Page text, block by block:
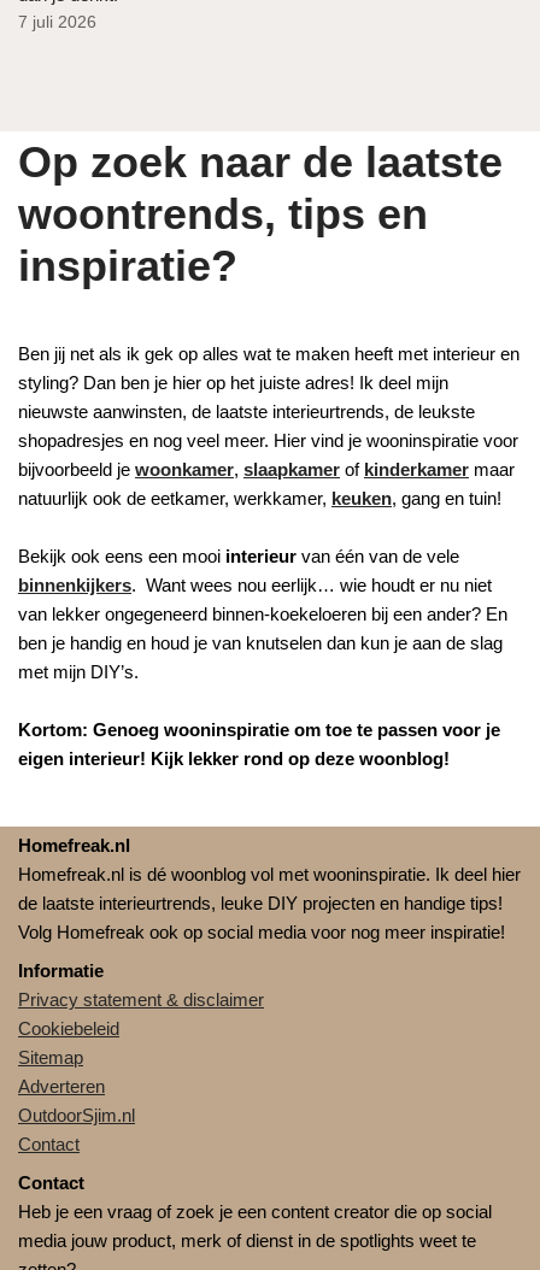
7 juli 2026
Op zoek naar de laatste
woontrends, tips en
inspiratie?
Ben jij net als ik gek op alles wat te maken heeft met interieur en
styling? Dan ben je hier op het juiste adres! Ik deel mijn
nieuwste aanwinsten, de laatste interieurtrends, de leukste
shopadresjes en nog veel meer. Hier vind je wooninspiratie voor
bijvoorbeeld je woonkamer, slaapkamer of kinderkamer maar
natuurlijk ook de eetkamer, werkkamer, keuken, gang en tuin!
Bekijk ook eens een mooi interieur van één van de vele
binnenkijkers. Want wees nou eerlijk… wie houdt er nu niet
van lekker ongegeneerd binnen-koekeloeren bij een ander? En
ben je handig en houd je van knutselen dan kun je aan de slag
met mijn DIY’s.
Kortom: Genoeg wooninspiratie om toe te passen voor je
eigen interieur! Kijk lekker rond op deze woonblog!
Homefreak.nl
Homefreak.nl is dé woonblog vol met wooninspiratie. Ik deel hier
de laatste interieurtrends, leuke DIY projecten en handige tips!
Volg Homefreak ook op social media voor nog meer inspiratie!
Informatie
Privacy statement & disclaimer
Cookiebeleid
Sitemap
Adverteren
OutdoorSjim.nl
Contact
Contact
Heb je een vraag of zoek je een content creator die op social
media jouw product, merk of dienst in de spotlights weet te